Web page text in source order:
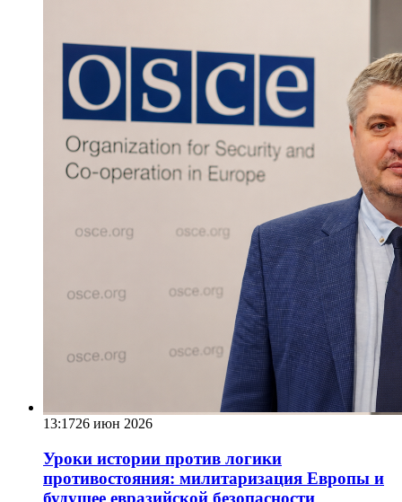
13:1726 июн 2026
Уроки истории против логики
противостояния: милитаризация Европы и
будущее евразийской безопасности